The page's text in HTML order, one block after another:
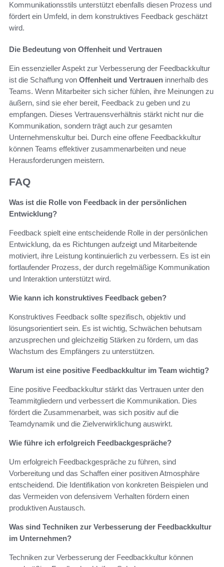
Kommunikationsstils unterstützt ebenfalls diesen Prozess und
fördert ein Umfeld, in dem konstruktives Feedback geschätzt
wird.
Die Bedeutung von Offenheit und Vertrauen
Ein essenzieller Aspekt zur Verbesserung der Feedbackkultur
ist die Schaffung von Offenheit und Vertrauen innerhalb des
Teams. Wenn Mitarbeiter sich sicher fühlen, ihre Meinungen zu
äußern, sind sie eher bereit, Feedback zu geben und zu
empfangen. Dieses Vertrauensverhältnis stärkt nicht nur die
Kommunikation, sondern trägt auch zur gesamten
Unternehmenskultur bei. Durch eine offene Feedbackkultur
können Teams effektiver zusammenarbeiten und neue
Herausforderungen meistern.
FAQ
Was ist die Rolle von Feedback in der persönlichen
Entwicklung?
Feedback spielt eine entscheidende Rolle in der persönlichen
Entwicklung, da es Richtungen aufzeigt und Mitarbeitende
motiviert, ihre Leistung kontinuierlich zu verbessern. Es ist ein
fortlaufender Prozess, der durch regelmäßige Kommunikation
und Interaktion unterstützt wird.
Wie kann ich konstruktives Feedback geben?
Konstruktives Feedback sollte spezifisch, objektiv und
lösungsorientiert sein. Es ist wichtig, Schwächen behutsam
anzusprechen und gleichzeitig Stärken zu fördern, um das
Wachstum des Empfängers zu unterstützen.
Warum ist eine positive Feedbackkultur im Team wichtig?
Eine positive Feedbackkultur stärkt das Vertrauen unter den
Teammitgliedern und verbessert die Kommunikation. Dies
fördert die Zusammenarbeit, was sich positiv auf die
Teamdynamik und die Zielverwirklichung auswirkt.
Wie führe ich erfolgreich Feedbackgespräche?
Um erfolgreich Feedbackgespräche zu führen, sind
Vorbereitung und das Schaffen einer positiven Atmosphäre
entscheidend. Die Identifikation von konkreten Beispielen und
das Vermeiden von defensivem Verhalten fördern einen
produktiven Austausch.
Was sind Techniken zur Verbesserung der Feedbackkultur
im Unternehmen?
Techniken zur Verbesserung der Feedbackkultur können